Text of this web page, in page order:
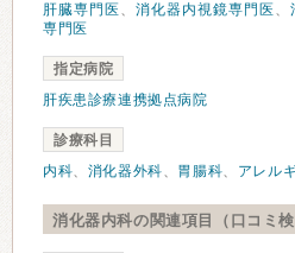
肝臓専門医 、 消化器内視鏡専門医 、
専門医
指定病院
肝疾患診療連携拠点病院
診療科目
内科、 消化器外科、 胃腸科、 アレル
消化器内科の関連項目（口コミ検